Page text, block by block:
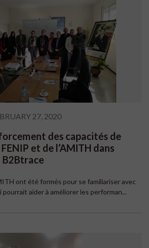
27, 2020
des capacités de
FENIP et de l’AMITH dans
B2Btrace
ont été formés pour se familiariser avec
aider à améliorer les performan...